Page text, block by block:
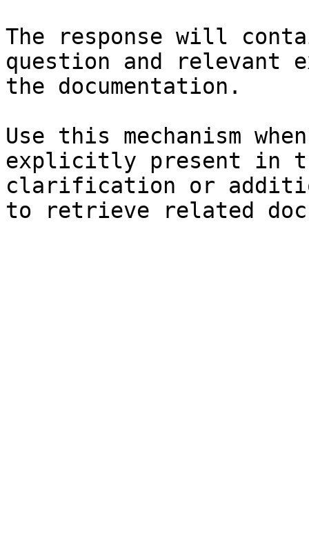
The response will
question and relevant
the documentation.
Use this mechanism
explicitly present in
clarification or